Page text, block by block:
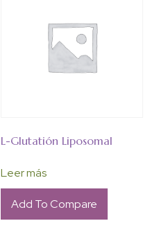
L-Glutatión Liposomal
Leer más
Add To Compare